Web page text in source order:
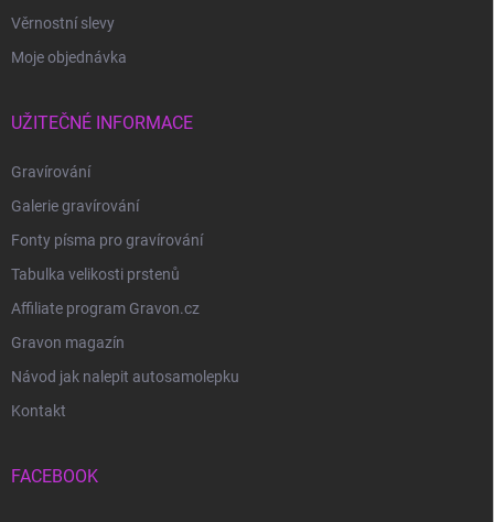
Věrnostní slevy
Moje objednávka
UŽITEČNÉ INFORMACE
Gravírování
Galerie gravírování
Fonty písma pro gravírování
Tabulka velikosti prstenů
Affiliate program Gravon.cz
Gravon magazín
Návod jak nalepit autosamolepku
Kontakt
FACEBOOK